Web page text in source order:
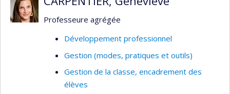
Compétences métalinguistiques des élèves
Français québécois et didactique du
français; influence de l'oral sur l'écrit
Interactions didactiques en classe
Professeure agrégée
Développement professionnel
Gestion (modes, pratiques et outils)
Gestion de la classe, encadrement des
élèves